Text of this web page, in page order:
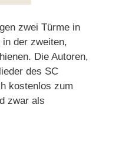
zwei Türme in
der zweiten,
Die Autoren,
des SC
kostenlos zum
zwar als